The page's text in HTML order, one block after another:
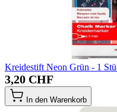
Kreidestift Neon Grün - 1
3,20 CHF
In den Warenkorb